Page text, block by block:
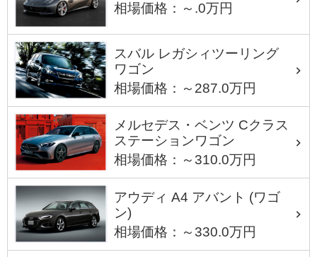
相場価格：～.0万円
スバル レガシィツーリング
ワゴン
相場価格：～287.0万円
メルセデス・ベンツ Cクラス
ステーションワゴン
相場価格：～310.0万円
アウディ A4 アバント (ワゴ
ン)
相場価格：～330.0万円